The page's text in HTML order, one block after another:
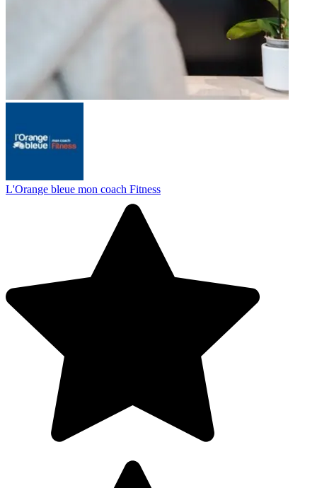
L'Orange bleue mon coach Fitness